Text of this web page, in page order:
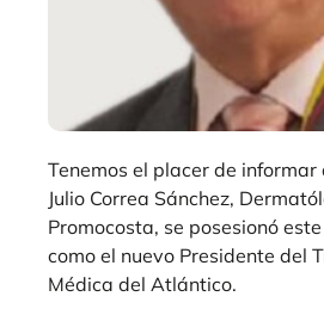
Tenemos el placer de
Julio Correa Sánchez,
Promocosta, se posesionó
como el nuevo Presidente del
Médica del Atlántico.